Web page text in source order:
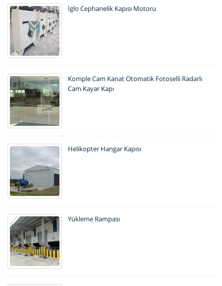
İglo Cephanelik Kapısı Motoru
Komple Cam Kanat Otomatik Fotoselli Radarlı
Cam Kayar Kapı
Helikopter Hangar Kapısı
Yükleme Rampası